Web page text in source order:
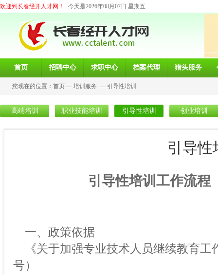
欢迎到长春经开人才网！ 今天是2026年08月07日 星期五
首页 招聘中心 求职中心 档案代理 猎头服务
您现在的位置： 首页 — 培训服务 — 引导性培训
高端培训 职业技能培训 引导性培训 创业培训
引导性
引导性培训工作流程
一、政策依据
《关于加强专业技术人员继续教育工
号）